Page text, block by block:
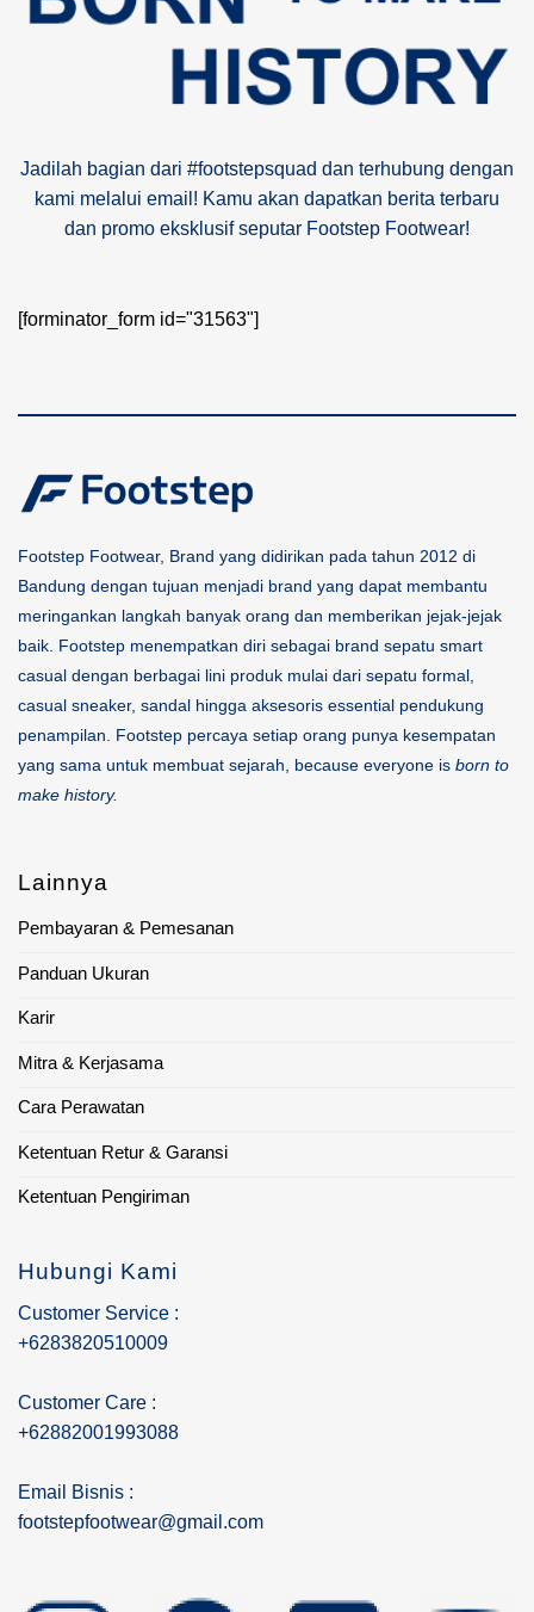
Jadilah bagian dari #footstepsquad dan terhubung dengan
kami melalui email! Kamu akan dapatkan berita terbaru
dan promo eksklusif seputar Footstep Footwear!
[forminator_form id="31563"]
Footstep Footwear, Brand yang didirikan pada tahun 2012 di
Bandung dengan tujuan menjadi brand yang dapat membantu
meringankan langkah banyak orang dan memberikan jejak-jejak
baik. Footstep menempatkan diri sebagai brand sepatu smart
casual dengan berbagai lini produk mulai dari sepatu formal,
casual sneaker, sandal hingga aksesoris essential pendukung
penampilan. Footstep percaya setiap orang punya kesempatan
yang sama untuk membuat sejarah, because everyone is born to
make history.
Lainnya
Pembayaran & Pemesanan
Panduan Ukuran
Karir
Mitra & Kerjasama
Cara Perawatan
Ketentuan Retur & Garansi
Ketentuan Pengiriman
Hubungi Kami
Customer Service :
+6283820510009
Customer Care :
+62882001993088
Email Bisnis :
footstepfootwear@gmail.com